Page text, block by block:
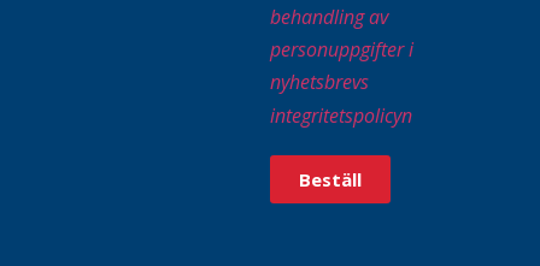
behandling av
personuppgifter i
nyhetsbrevs
integritetspolicyn
Beställ